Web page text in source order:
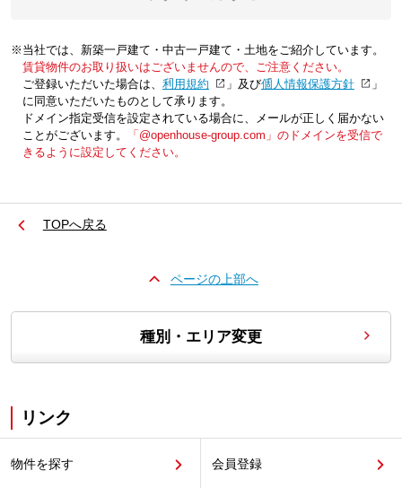
※当社では、新築一戸建て・中古一戸建て・土地をご紹介しています。
賃貸物件のお取り扱いはございませんので、ご注意ください。
ご登録いただいた場合は、「利用規約 」及び「個人情報保護方針
」
に同意いただいたものとして承ります。
ドメイン指定受信を設定されている場合に、メールが正しく届かない
ことがございます。
「@openhouse-group.com」のドメインを受信で
きるように設定してください。
TOPへ戻る
ページの上部へ
種別・エリア変更
リンク
物件を探す 会員登録